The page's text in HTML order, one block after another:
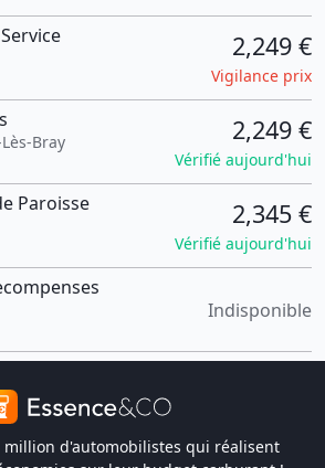
2,249 €
Vigilance prix
Bray
2,249 €
Vérifié aujourd'hui
Paroisse 2,345 €
Vérifié aujourd'hui
Indisponible
million d'automobilistes qui réalisent